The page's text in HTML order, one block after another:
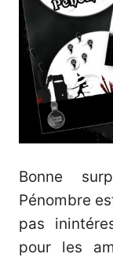
Bonne
Pénombre
pas
pour les